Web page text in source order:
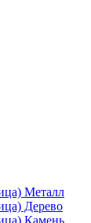
Металл
Дерево
Камень